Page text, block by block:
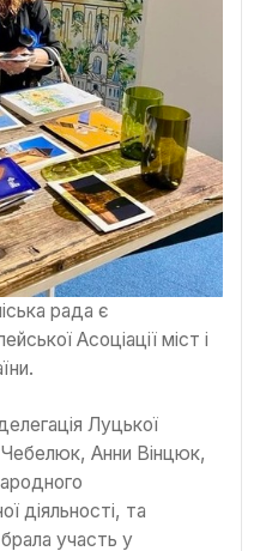
рада є
Асоціації міст і
Луцької
Чебелюк, Анни Вінцюк,
діяльності, та
участь у